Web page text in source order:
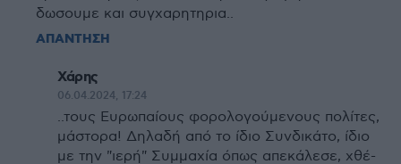
δωσουμε και συγχαρητηρια..
ΑΠΑΝΤΗΣΗ
Χάρης
06.04.2024, 17:24
..τους Ευρωπαίους φορολογούμενους πολίτες,
μάστορα! Δηλαδή από το ίδιο Συνδικάτο, ίδιο
με την "ιερή" Συμμαχία όπως απεκάλεσε, χθέ-